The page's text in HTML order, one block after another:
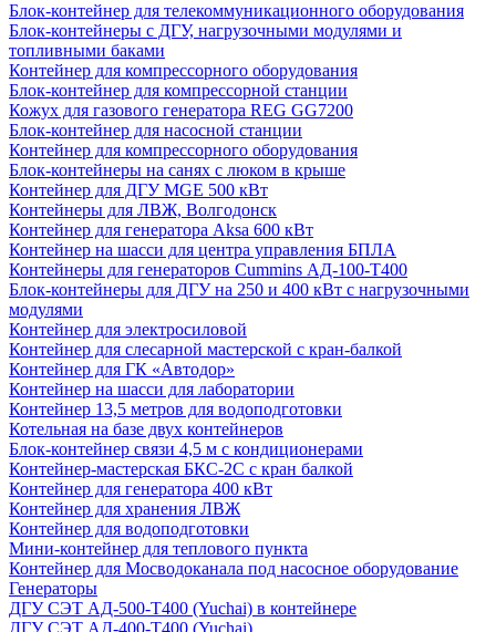
Блок-контейнер для телекоммуникационного оборудования
Блок-контейнеры с ДГУ, нагрузочными модулями и
топливными баками
Контейнер для компрессорного оборудования
Блок-контейнер для компрессорной станции
Кожух для газового генератора REG GG7200
Блок-контейнер для насосной станции
Контейнер для компрессорного оборудования
Блок-контейнеры на санях с люком в крыше
Контейнер для ДГУ MGE 500 кВт
Контейнеры для ЛВЖ, Волгодонск
Контейнер для генератора Aksa 600 кВт
Контейнер на шасси для центра управления БПЛА
Контейнеры для генераторов Cummins АД-100-Т400
Блок-контейнеры для ДГУ на 250 и 400 кВт с нагрузочными
модулями
Контейнер для электросиловой
Контейнер для слесарной мастерской с кран-балкой
Контейнер для ГК «Автодор»
Контейнер на шасси для лаборатории
Контейнер 13,5 метров для водоподготовки
Котельная на базе двух контейнеров
Блок-контейнер связи 4,5 м с кондиционерами
Контейнер-мастерская БКС-2С с кран балкой
Контейнер для генератора 400 кВт
Контейнер для хранения ЛВЖ
Контейнер для водоподготовки
Мини-контейнер для теплового пункта
Контейнер для Мосводоканала под насосное оборудование
Генераторы
ДГУ СЭТ АД-500-Т400 (Yuchai) в контейнере
ДГУ СЭТ АД-400-Т400 (Yuchai)